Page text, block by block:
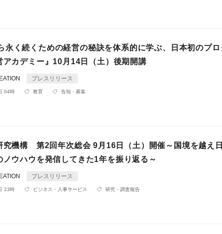
永く続くための経営の秘訣を体系的に学ぶ、日本初のプロ
アカデミー』10月14日（土）後期開講
プレスリリース
04時 教育 告知・募集
究機構 第2回年次総会 9月16日（土）開催～国境を越え
ノウハウを発信してきた1年を振り返る～
プレスリリース
23時 ビジネス・人事サービス 研究・調査報告